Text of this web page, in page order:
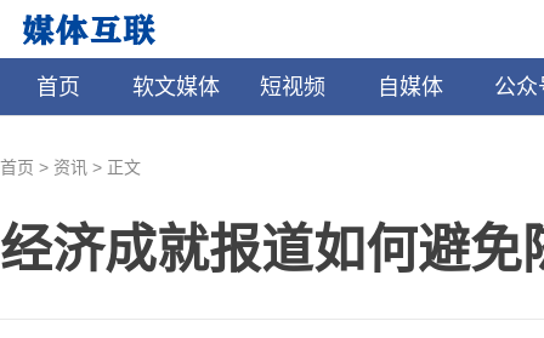
首页 软文媒体 短视频 自媒体 公众
首页 > 资讯 > 正文
经济成就报道如何避